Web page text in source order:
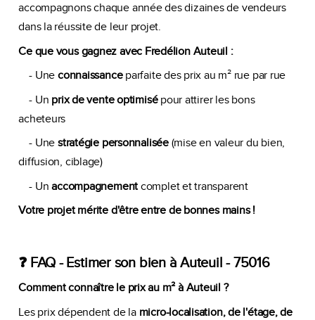
accompagnons chaque année des dizaines de vendeurs
dans la réussite de leur projet.
Ce que vous gagnez avec Fredélion Auteuil :
- Une connaissance parfaite des prix au m² rue par rue
- Un prix de vente optimisépour attirer les bons
acheteurs
- Une stratégie personnalisée(mise en valeur du bien,
diffusion, ciblage)
- Unaccompagnementcomplet et transparent
Votre projet mérite d'être entre de bonnes mains !
❓ FAQ - Estimer son bien à Auteuil - 75016
Comment connaître le prix au m² à Auteuil ?
Les prix dépendent de la micro-localisation, de l'étage, de